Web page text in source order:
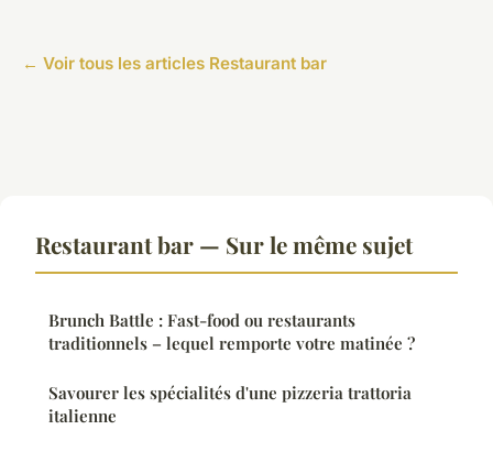
← Voir tous les articles Restaurant bar
Restaurant bar — Sur le même sujet
Brunch Battle : Fast-food ou restaurants
traditionnels – lequel remporte votre matinée ?
Savourer les spécialités d'une pizzeria trattoria
italienne